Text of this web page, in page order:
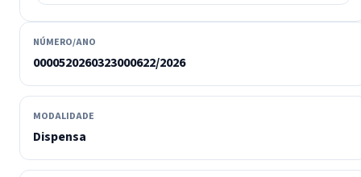
NÚMERO/ANO
0000520260323000622/2026
MODALIDADE
Dispensa